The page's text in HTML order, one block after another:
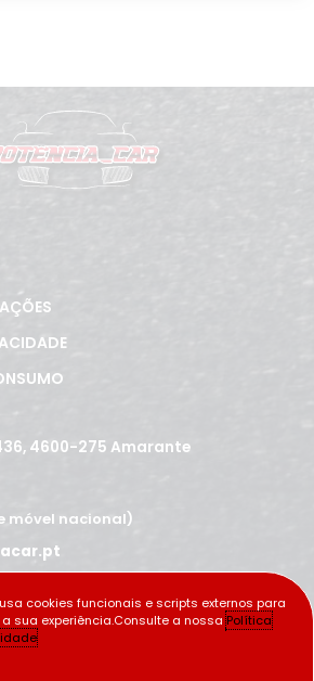
4600-275 Amarante
móvel nacional)
19:30h
cookies funcionais e scripts externos para
a sua experiência.Consulte a nossaPolítica